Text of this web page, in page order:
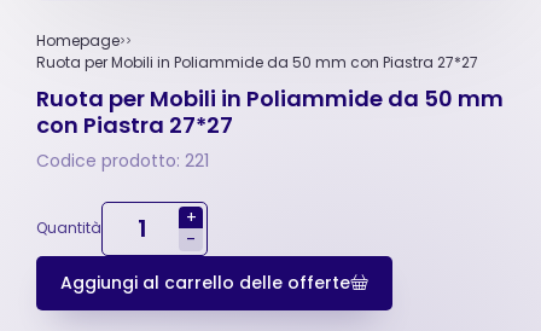
Homepage
Ruota per Mobili in Poliammide da 50 mm con Piastra 27*27
Ruota per Mobili in Poliammide da 50 mm
con Piastra 27*27
Codice prodotto: 221
Quantità
+
-
Aggiungi al carrello delle offerte